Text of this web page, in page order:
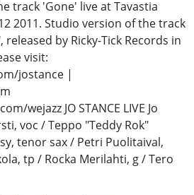
track 'Gone' live at Tavastia
2011. Studio version of the track
released by Ricky-Tick Records in
visit:
jostance |
wejazz JO STANCE LIVE Jo
voc / Teppo "Teddy Rok"
tenor sax / Petri Puolitaival,
tp / Rocka Merilahti, g / Tero